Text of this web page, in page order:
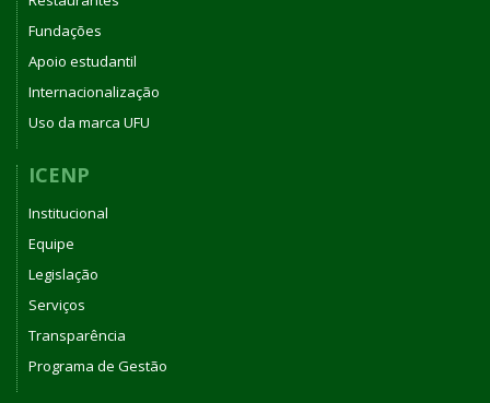
Fundações
Apoio estudantil
Internacionalização
Uso da marca UFU
ICENP
Institucional
Equipe
Legislação
Serviços
Transparência
Programa de Gestão